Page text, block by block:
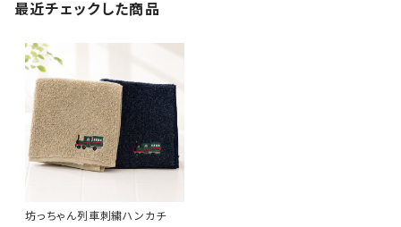
最近チェックした商品
坊っちゃん列車刺繍ハンカチ